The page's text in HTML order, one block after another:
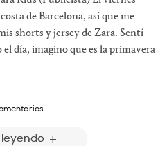
de Barcelona, así que me
shorts y jersey de Zara. Sentí
día, imagino que es la primavera